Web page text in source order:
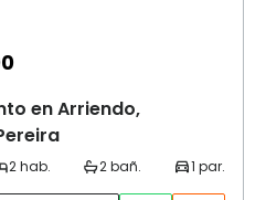
en Arriendo,